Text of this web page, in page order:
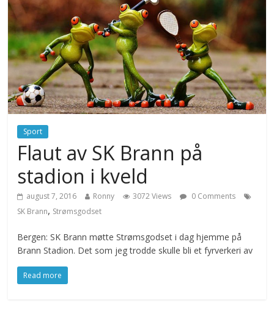
Sport
Flaut av SK Brann på
stadion i kveld
august 7, 2016 Ronny 3072 Views
0 Comments
SK Brann, Strømsgodset
Bergen: SK Brann møtte Strømsgodset i dag hjemme på
Brann Stadion. Det som jeg trodde skulle bli et fyrverkeri av
Read more